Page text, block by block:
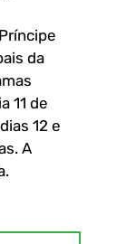
da
11 de
12 e
A